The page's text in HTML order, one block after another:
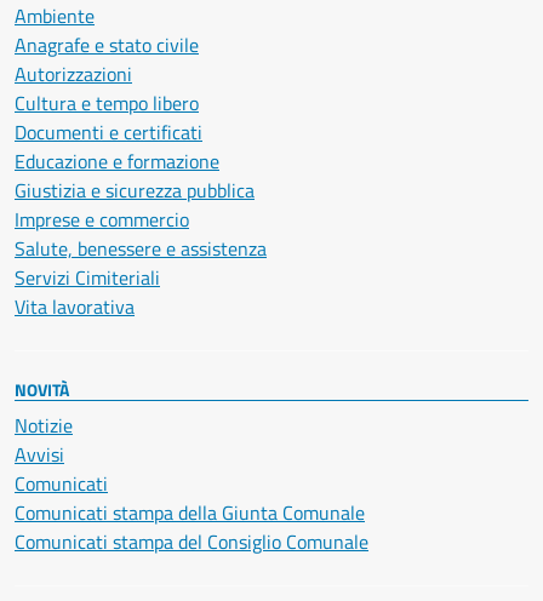
Ambiente
Anagrafe e stato civile
Autorizzazioni
Cultura e tempo libero
Documenti e certificati
Educazione e formazione
Giustizia e sicurezza pubblica
Imprese e commercio
Salute, benessere e assistenza
Servizi Cimiteriali
Vita lavorativa
NOVITÀ
Notizie
Avvisi
Comunicati
Comunicati stampa della Giunta Comunale
Comunicati stampa del Consiglio Comunale